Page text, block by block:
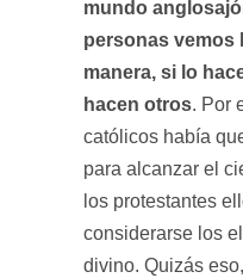
mundo
personas vemos
manera, si lo
hacen otros. Por
católicos había
para alcanzar el
los protestantes
considerarse los
divino. Quizás